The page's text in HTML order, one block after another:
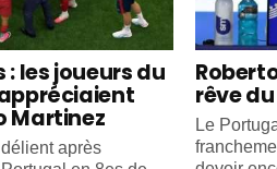
les joueurs du
Martinez
après
rêve
Le